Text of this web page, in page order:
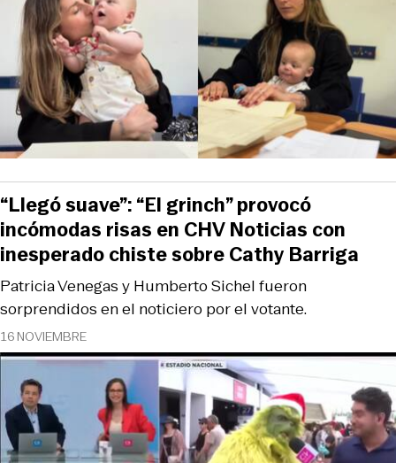
16 NOVIEMBRE
Patricia Venegas y Humberto Sichel fueron
sorprendidos en el noticiero por el votante.
“Llegó suave”: “El grinch” provocó
incómodas risas en CHV Noticias con
inesperado chiste sobre Cathy Barriga